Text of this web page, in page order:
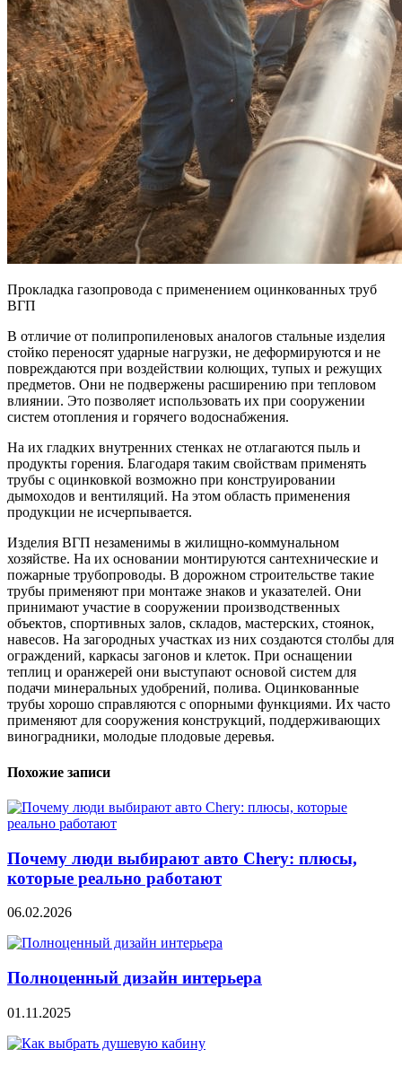
Прокладка газопровода с применением оцинкованных труб
ВГП
В отличие от полипропиленовых аналогов стальные изделия
стойко переносят ударные нагрузки, не деформируются и не
повреждаются при воздействии колющих, тупых и режущих
предметов. Они не подвержены расширению при тепловом
влиянии. Это позволяет использовать их при сооружении
систем отопления и горячего водоснабжения.
На их гладких внутренних стенках не отлагаются пыль и
продукты горения. Благодаря таким свойствам применять
трубы с оцинковкой возможно при конструировании
дымоходов и вентиляций. На этом область применения
продукции не исчерпывается.
Изделия ВГП незаменимы в жилищно-коммунальном
хозяйстве. На их основании монтируются сантехнические и
пожарные трубопроводы. В дорожном строительстве такие
трубы применяют при монтаже знаков и указателей. Они
принимают участие в сооружении производственных
объектов, спортивных залов, складов, мастерских, стоянок,
навесов. На загородных участках из них создаются столбы для
ограждений, каркасы загонов и клеток. При оснащении
теплиц и оранжерей они выступают основой систем для
подачи минеральных удобрений, полива. Оцинкованные
трубы хорошо справляются с опорными функциями. Их часто
применяют для сооружения конструкций, поддерживающих
виноградники, молодые плодовые деревья.
Похожие записи
Почему люди выбирают авто Chery: плюсы,
которые реально работают
06.02.2026
Полноценный дизайн интерьера
01.11.2025